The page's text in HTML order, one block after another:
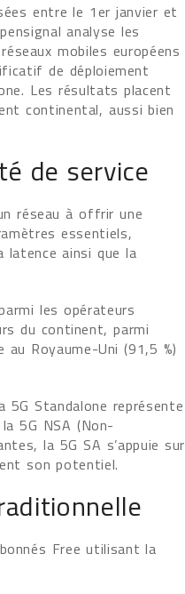
entre le 1er janvier et
analyse les
mobiles européens
de déploiement
Les résultats placent
continental, aussi bien
de service
réseau à offrir une
essentiels,
latence ainsi que la
les opérateurs
du continent, parmi
Royaume-Uni (91,5 %)
Standalone représente
5G NSA (Non-
la 5G SA s’appuie sur
son potentiel.
Free utilisant la